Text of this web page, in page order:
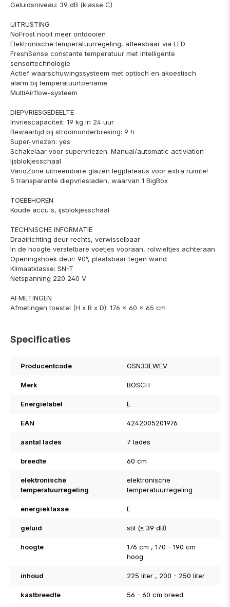
Geluidsniveau: 39 dB (klasse C)
UITRUSTING
NoFrost nooit meer ontdooien
Elektronische temperatuurregeling, afleesbaar via LED
FreshSense constante temperatuur met intelligente
sensortechnologie
Actief waarschuwingssysteem met optisch en akoestisch
alarm bij temperatuurtoename
MultiAirflow-systeem
DIEPVRIESGEDEELTE
Invriescapaciteit: 19 kg in 24 uur
Bewaartijd bij stroomonderbreking: 9 h
Super-vriezen: yes
Schakelaar voor supervriezen: Manual/automatic activiation
Ijsblokjesschaal
VarioZone uitneembare glazen legplateaus voor extra ruimte!
5 transparante diepvriesladen, waarvan 1 BigBox
TOEBEHOREN
Koude accu's, ijsblokjesschaal
TECHNISCHE INFORMATIE
Draairichting deur rechts, verwisselbaar
In de hoogte verstelbare voetjes vooraan, rolwieltjes achteraan
Openingshoek deur: 90°, plaatsbaar tegen wand
Klimaatklasse: SN-T
Netspanning 220 240 V
AFMETINGEN
Afmetingen toestel (H x B x D): 176 x 60 x 65 cm
Specificaties
Producentcode GSN33EWEV
Merk BOSCH
Energielabel E
EAN 4242005201976
aantal lades 7 lades
breedte 60 cm
elektronische
temperatuurregeling
elektronische
temperatuurregeling
energieklasse E
geluid stil (≤ 39 dB)
hoogte 176 cm , 170 - 190 cm
hoog
inhoud 225 liter , 200 - 250 liter
kastbreedte 56 - 60 cm breed